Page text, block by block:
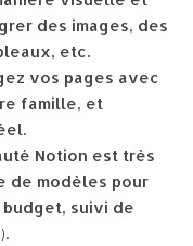
des images, des
etc.
vos pages avec
famille, et
Notion est très
de modèles pour
suivi de